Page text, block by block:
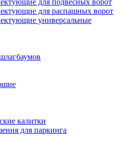
для подвесных ворот
для распашных ворот
универсальные
калитки
для паркинга